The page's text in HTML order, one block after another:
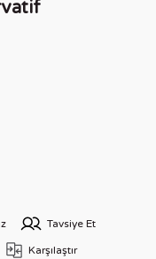
Tavsiye Et
Karşılaştır